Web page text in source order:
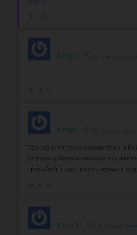
Serge.
1
Serge. Serge.
Тёрнер этот тоже находится в
разного уровня и написал эту
просьбой ‘старших кошерных
6
atlast Serge.